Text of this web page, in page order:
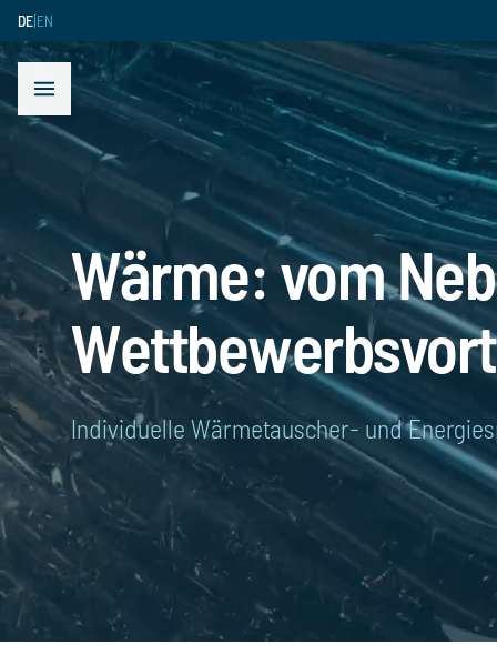
DE|EN
Menü öffnen
Wärme: vom
Individuelle Wärmetauscher- und